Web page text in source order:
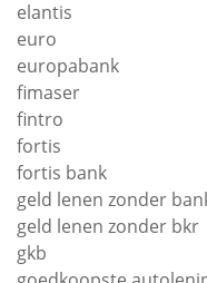
elantis
euro
europabank
fimaser
fintro
fortis
fortis bank
geld lenen zonder
geld lenen zonder bkr
gkb